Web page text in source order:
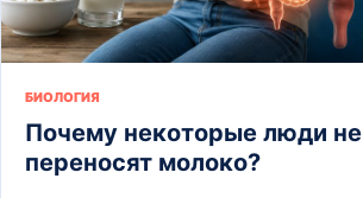
БИОЛОГИЯ
Почему некоторые люди не
переносят молоко?